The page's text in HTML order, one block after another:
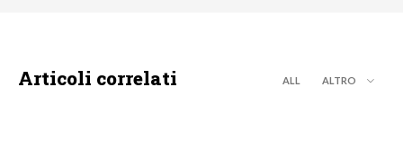
Articoli correlati ALL ALTRO